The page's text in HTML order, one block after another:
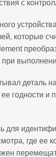
с
которые
деталь
годности и
для
где ее